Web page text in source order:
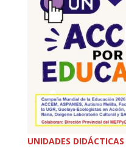
UNIDADES DIDÁCTICAS